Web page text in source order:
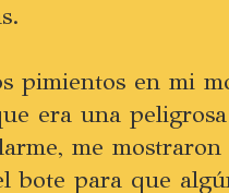
pimientos en mi
era una
me
bote para que